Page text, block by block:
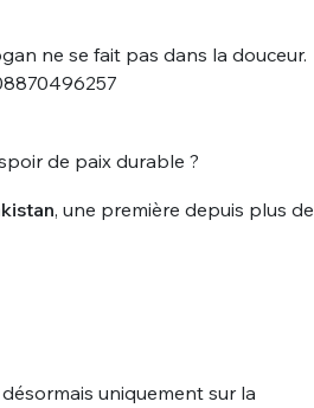
ne se fait pas dans la douceur.
de paix durable ?
, une première depuis plus de
uniquement sur la